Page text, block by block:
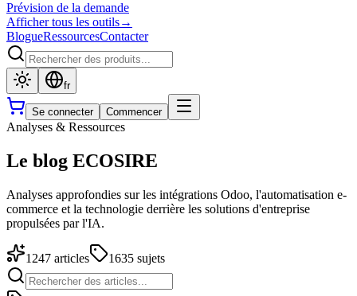
Prévision de la demande
Afficher tous les outils→
BlogueRessourcesContacter
fr
Se connecter Commencer
Analyses & Ressources
Le blog ECOSIRE
Analyses approfondies sur les intégrations Odoo, l'automatisation e-
commerce et la technologie derrière les solutions d'entreprise
propulsées par l'IA.
1247 articles 1635 sujets